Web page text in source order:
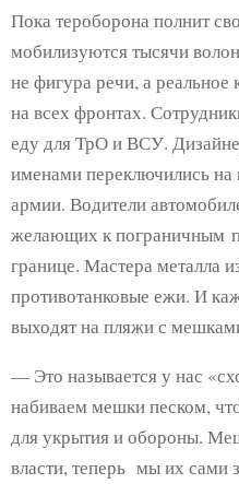
Пока тероборона полнит
мобилизуются тысячи
не фигура речи, а реальное
на всех фронтах.
еду для ТрО и ВСУ.
именами переключились
армии. Водители
желающих к пограничным
границе. Мастера металла
противотанковые ежи. И
выходят на пляжи с
— Это называется у нас
набиваем мешки песком,
для укрытия и обороны.
власти, теперь мы их сами